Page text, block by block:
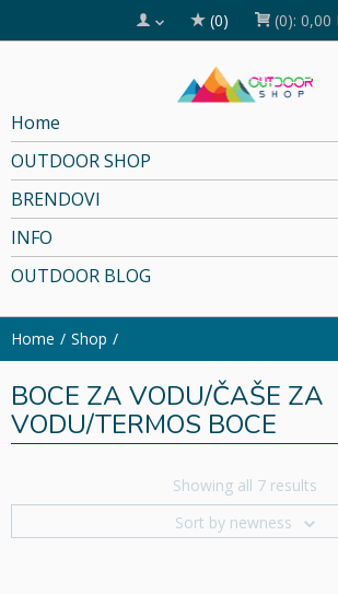
(0) (0): 0,00
Home
OUTDOOR SHOP
BRENDOVI
INFO
OUTDOOR BLOG
Home Shop
BOCE ZA VODU/ČAŠE ZA
VODU/TERMOS BOCE
Showing all 7 results
Sort by newness